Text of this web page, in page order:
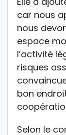
car nous
nous
espace
l’activité
risques
bon
Selon le